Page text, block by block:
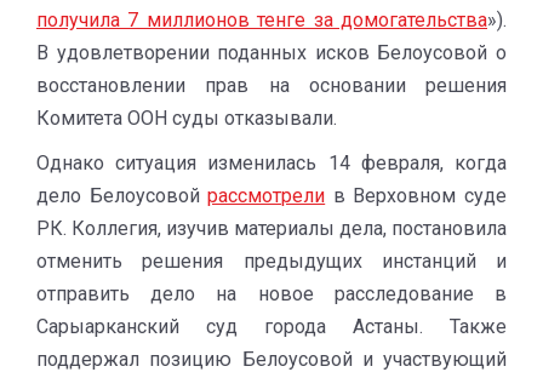
получила 7 миллионов тенге за домогательства»).
В удовлетворении поданных исков Белоусовой о
восстановлении прав на основании решения
Комитета ООН суды отказывали.
Однако ситуация изменилась 14 февраля, когда
дело Белоусовойрассмотрели в Верховном суде
РК. Коллегия, изучив материалы дела, постановила
отменить решения предыдущих инстанций и
отправить дело на новое расследование в
Сарыарканский суд города Астаны. Также
поддержал позицию Белоусовой и участвующий